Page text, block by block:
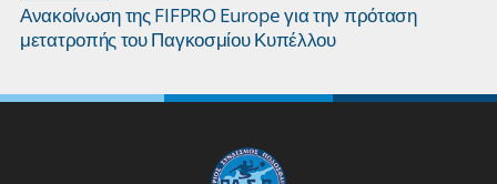
Ανακοίνωση της FIFPRO Europe για την πρόταση
μετατροπής του Παγκοσμίου Κυπέλλου